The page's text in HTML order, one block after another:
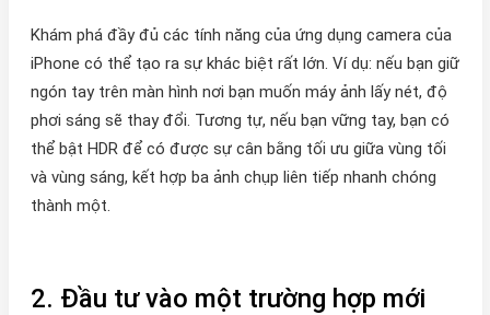
Khám phá đầy đủ các tính năng của ứng dụng camera của
iPhone có thể tạo ra sự khác biệt rất lớn. Ví dụ: nếu bạn giữ
ngón tay trên màn hình nơi bạn muốn máy ảnh lấy nét, độ
phơi sáng sẽ thay đổi. Tương tự, nếu bạn vững tay, bạn có
thể bật HDR để có được sự cân bằng tối ưu giữa vùng tối
và vùng sáng, kết hợp ba ảnh chụp liên tiếp nhanh chóng
thành một.
2. Đầu tư vào một trường hợp mới